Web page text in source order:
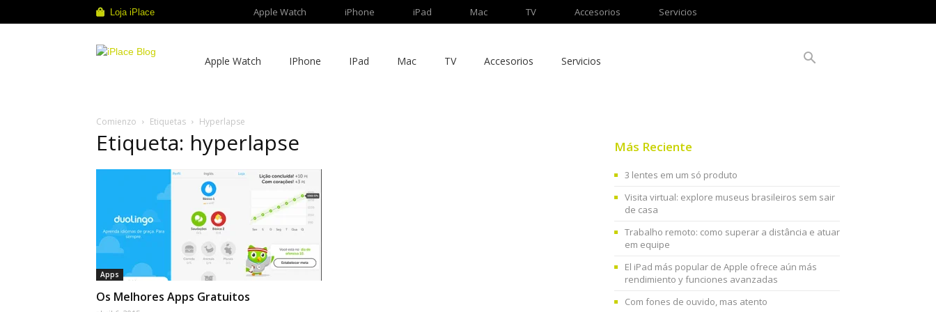
Loja iPlace Apple Watch iPhone iPad Mac TV Accesorios Servicios
Apple Watch IPhone IPad Mac TV Accesorios Servicios
Comienzo Etiquetas Hyperlapse
Etiqueta: hyperlapse
Apps
Os Melhores Apps Gratuitos
Más Reciente
3 lentes em um só produto
Visita virtual: explore museus brasileiros sem sair
de casa
Trabalho remoto: como superar a distância e atuar
em equipe
El iPad más popular de Apple ofrece aún más
rendimiento y funciones avanzadas
Com fones de ouvido, mas atento